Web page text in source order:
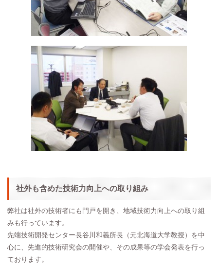
社外も含めた技術力向上への取り組み
弊社は社外の技術者にも門戸を開き、地域技術力向上への取り組
みも行っています。
先端技術開発センター長谷川和義所長（元北海道大学教授）を中
心に、先進的技術研究会の開催や、その成果等の学会発表を行っ
ております。